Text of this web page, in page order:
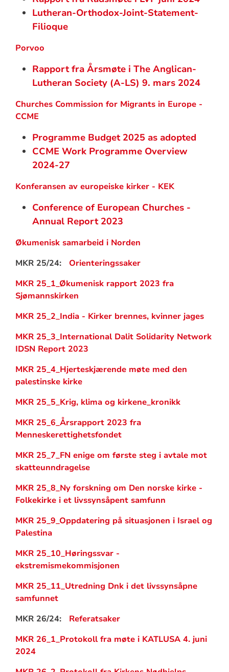
Lutheran-Orthodox-Joint-Statement-
Filioque
Porvoo
Rapport fra Årsmøte i The Anglican-
Lutheran Society (A-LS) 9. mars 2024
Churches Commission for Migrants in Europe -
CCME
Programme Budget 2025 as adopted
CCME Work Programme Overview
2024-27
Konferansen av europeiske kirker - KEK
Conference of European Churches -
Annual Report 2023
Økumenisk samarbeid i Norden
MKR 25/24: Orienteringssaker
MKR 25_1_Økumenisk rapport 2023 fra
Sjømannskirken
MKR 25_2_India - Kirker brennes, kvinner jages
MKR 25_3_International Dalit Solidarity Network
IDSN Report 2023
MKR 25_4_Hjerteskjærende møte med den
palestinske kirke
MKR 25_5_Krig, klima og kirkene_kronikk
MKR 25_6_Årsrapport 2023 fra
Menneskerettighetsfondet
MKR 25_7_FN enige om første steg i avtale mot
skatteunndragelse
MKR 25_8_Ny forskning om Den norske kirke -
Folkekirke i et livssynsåpent samfunn
MKR 25_9_Oppdatering på situasjonen i Israel og
Palestina
MKR 25_10_Høringssvar -
ekstremismekommisjonen
MKR 25_11_Utredning Dnk i det livssynsåpne
samfunnet
MKR 26/24: Referatsaker
MKR 26_1_Protokoll fra møte i KATLUSA 4. juni
2024